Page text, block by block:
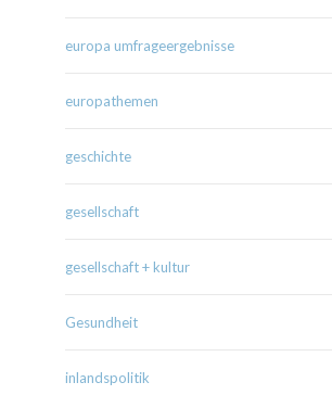
europa umfrageergebnisse
europathemen
geschichte
gesellschaft
gesellschaft + kultur
Gesundheit
inlandspolitik